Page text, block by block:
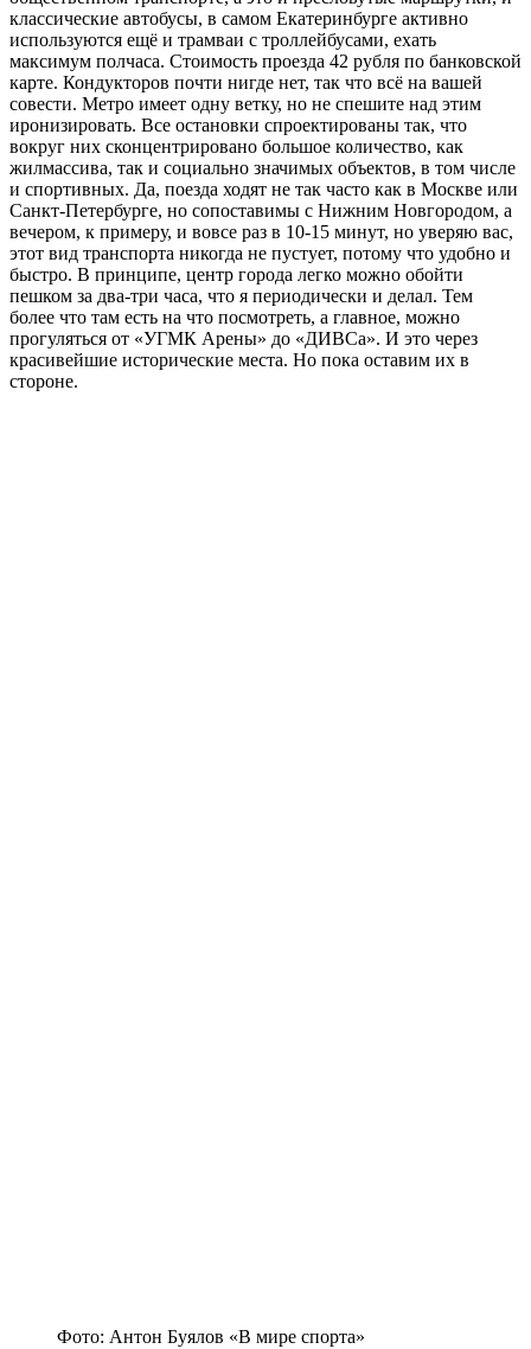
классические автобусы, в самом Екатеринбурге активно
используются ещё и трамваи с троллейбусами, ехать
максимум полчаса. Стоимость проезда 42 рубля по банковской
карте. Кондукторов почти нигде нет, так что всё на вашей
совести. Метро имеет одну ветку, но не спешите над этим
иронизировать. Все остановки спроектированы так, что
вокруг них сконцентрировано большое количество, как
жилмассива, так и социально значимых объектов, в том числе
и спортивных. Да, поезда ходят не так часто как в Москве или
Санкт-Петербурге, но сопоставимы с Нижним Новгородом, а
вечером, к примеру, и вовсе раз в 10-15 минут, но уверяю вас,
этот вид транспорта никогда не пустует, потому что удобно и
быстро. В принципе, центр города легко можно обойти
пешком за два-три часа, что я периодически и делал. Тем
более что там есть на что посмотреть, а главное, можно
прогуляться от «УГМК Арены» до «ДИВСа». И это через
красивейшие исторические места. Но пока оставим их в
стороне.
Фото: Антон Буялов «В мире спорта»